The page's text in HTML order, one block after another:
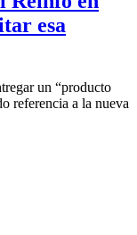
esa
un “producto
referencia a la nueva